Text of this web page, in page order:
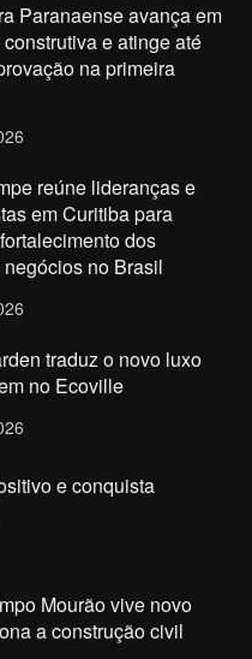
Paranaense avança em
e atinge até
na primeira
reúne lideranças e
em Curitiba para
dos
no Brasil
traduz o novo luxo
no Ecoville
e conquista
Mourão vive novo
a construção civil